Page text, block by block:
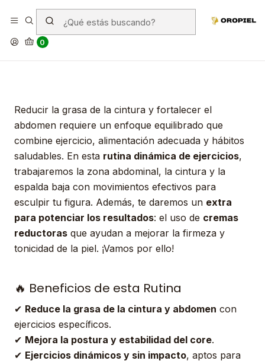
0
Rutina de Ejercicios para Eliminar
Grasa de la Cintura y Tonificar el
Reducir la grasa de la cintura y fortalecer el
abdomen requiere un enfoque equilibrado que
combine ejercicio, alimentación adecuada y hábitos
saludables. En esta rutina dinámica de ejercicios,
trabajaremos la zona abdominal, la cintura y la
espalda baja con movimientos efectivos para
esculpir tu figura. Además, te daremos un extra
para potenciar los resultados: el uso de cremas
reductoras que ayudan a mejorar la firmeza y
tonicidad de la piel. ¡Vamos por ello!
🔥 Beneficios de esta Rutina
✔ Reduce la grasa de la cintura y abdomen con
ejercicios específicos.
✔ Mejora la postura y estabilidad del core.
✔ Ejercicios dinámicos y sin impacto, aptos para